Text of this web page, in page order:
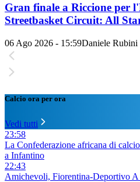
Gran finale a Riccione per
Streetbasket Circuit: All
06 Ago 2026 - 15:59Daniele Rubini
Calcio ora per ora
Vedi tutti
23:58
La Confederazione africana di
a Infantino
22:43
Amichevoli, Fiorentina-Deportivo A